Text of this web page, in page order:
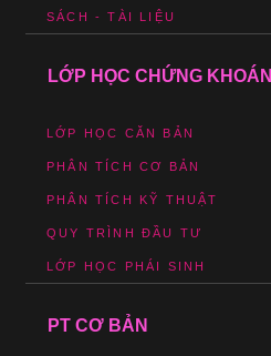
SÁCH - TÀI LIỆU
LỚP HỌC CHỨNG KHOÁN
LỚP HỌC CĂN BẢN
PHÂN TÍCH CƠ BẢN
PHÂN TÍCH KỸ THUẬT
QUY TRÌNH ĐẦU TƯ
LỚP HỌC PHÁI SINH
PT CƠ BẢN